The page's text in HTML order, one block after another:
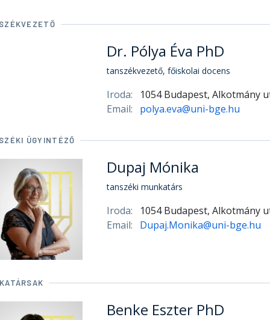
Dr. Pólya Éva PhD
tanszékvezető, főiskolai docens
Iroda:
1054 Budapest, Alkotmány
Email:
polya.eva@uni-bge.hu
ÜGYINTÉZŐ
Dupaj Mónika
tanszéki munkatárs
Iroda:
1054 Budapest, Alkotmány
Email:
Dupaj.Monika@uni-bge.hu
Benke Eszter PhD